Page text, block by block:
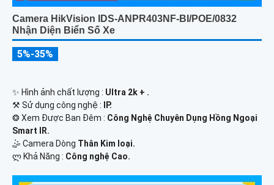
Camera HikVision IDS-ANPR403NF-BI/POE/0832
Nhận Diện Biển Số Xe
5%-35%
✨ Hình ảnh chất lượng : Ultra 2k + .
⚒ Sử dụng công nghệ :
IP.
❂ Xem Được Ban Đêm : Công Nghệ Chuyên Dụng Hồng Ngoại
Smart IR.
🤹 Camera Dòng Thân Kim loại.
️ლ Khả Năng : Công nghệ Cao.